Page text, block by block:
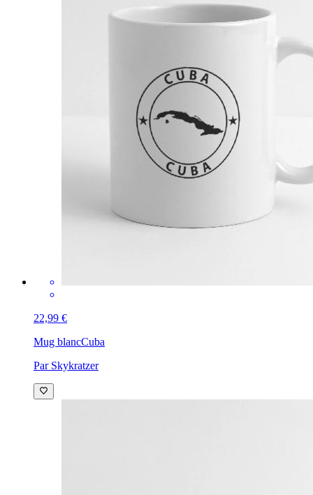
22,99 €
Mug blancCuba
Par Skykratzer